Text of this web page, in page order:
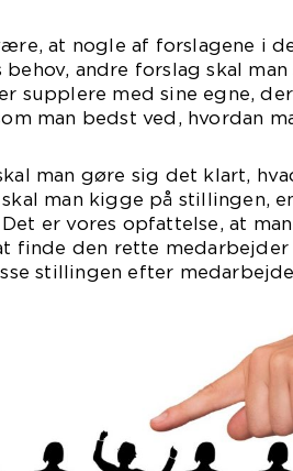
at nogle af forslagene i
andre forslag skal
supplere med sine egne,
man bedst ved, hvordan
man gøre sig det klart,
man kigge på stillingen,
er vores opfattelse, at
finde den rette
stillingen efter